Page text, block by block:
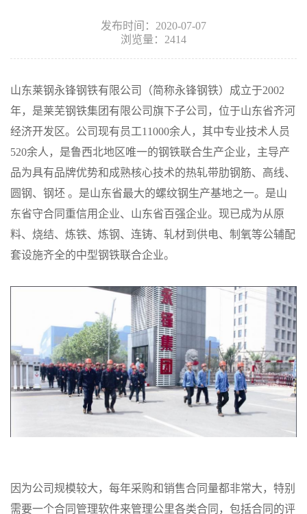
发布时间：2020-07-07
浏览量：2414
山东莱钢永锋钢铁有限公司（简称永锋钢铁）成立于2002
年，是莱芜钢铁集团有限公司旗下子公司，位于山东省齐河
经济开发区。公司现有员工11000余人，其中专业技术人员
520余人，是鲁西北地区唯一的钢铁联合生产企业，主导产
品为具有品牌优势和成熟核心技术的热轧带肋钢筋、高线、
圆钢、钢坯 。是山东省最大的螺纹钢生产基地之一。是山
东省守合同重信用企业、山东省百强企业。现已成为从原
料、烧结、炼铁、炼钢、连铸、轧材到供电、制氧等公辅配
套设施齐全的中型钢铁联合企业。
因为公司规模较大，每年采购和销售合同量都非常大，特别
需要一个合同管理软件来管理公里各类合同，包括合同的评